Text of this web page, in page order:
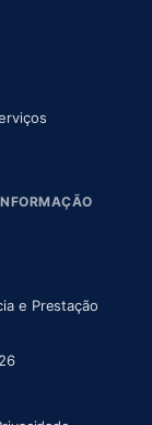
nova aba)
e Prestação